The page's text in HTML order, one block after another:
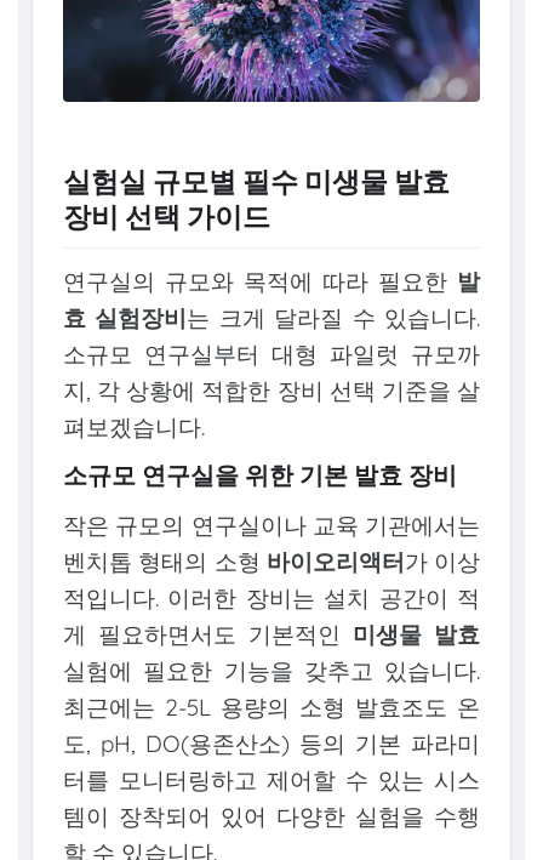
실험실 규모별 필수 미생물 발효
장비 선택 가이드
연구실의 규모와 목적에 따라 필요한 발
효 실험장비는 크게 달라질 수 있습니다.
소규모 연구실부터 대형 파일럿 규모까
지, 각 상황에 적합한 장비 선택 기준을 살
펴보겠습니다.
소규모 연구실을 위한 기본 발효 장비
작은 규모의 연구실이나 교육 기관에서는
벤치톱 형태의 소형 바이오리액터가 이상
적입니다. 이러한 장비는 설치 공간이 적
게 필요하면서도 기본적인 미생물 발효
실험에 필요한 기능을 갖추고 있습니다.
최근에는 2-5L 용량의 소형 발효조도 온
도, pH, DO(용존산소) 등의 기본 파라미
터를 모니터링하고 제어할 수 있는 시스
템이 장착되어 있어 다양한 실험을 수행
할 수 있습니다.